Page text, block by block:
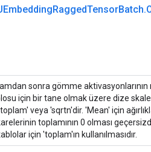
RaggedTensorBatch.
sonra gömme
için bir tane olmak üzere dize
veya 'sqrtn'dir. 'Mean' için
toplamının 0 olması
için 'toplam'ın kullanılmasıdır.